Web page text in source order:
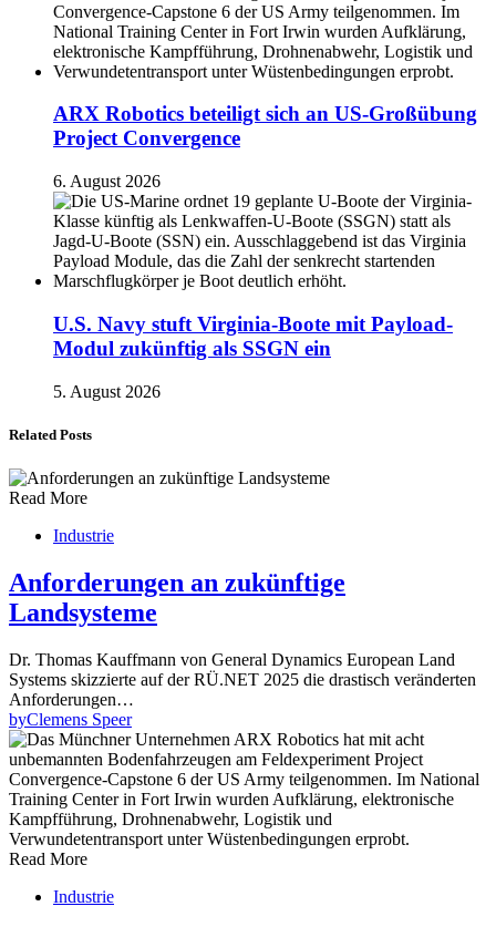
ARX Robotics beteiligt sich an US-Großübung
Project Convergence
6. August 2026
U.S. Navy stuft Virginia-Boote mit Payload-
Modul zukünftig als SSGN ein
5. August 2026
Related Posts
Read More
Industrie
Anforderungen an zukünftige
Landsysteme
Dr. Thomas Kauffmann von General Dynamics European Land
Systems skizzierte auf der RÜ.NET 2025 die drastisch veränderten
Anforderungen…
byClemens Speer
Read More
Industrie